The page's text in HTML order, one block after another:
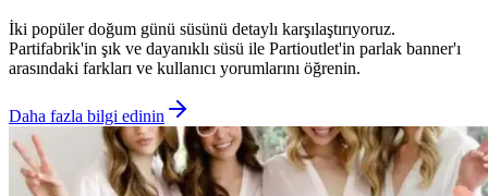
İki popüler doğum günü süsünü detaylı karşılaştırıyoruz.
Partifabrik'in şık ve dayanıklı süsü ile Partioutlet'in parlak banner'ı
arasındaki farkları ve kullanıcı yorumlarını öğrenin.
Daha fazla bilgi edinin